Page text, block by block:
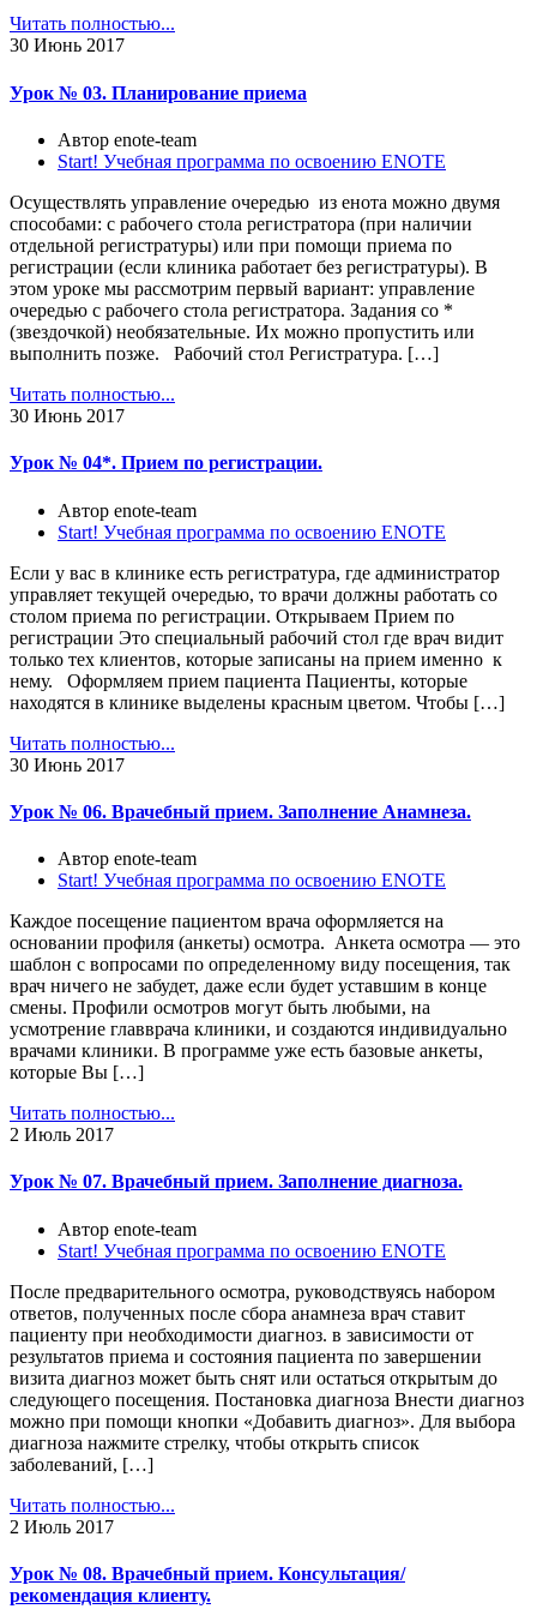
Читать полностью...
30 Июнь 2017
Урок № 03. Планирование приема
Автор enote-team
Start! Учебная программа по освоению ENOTE
Осуществлять управление очередью из енота можно двумя
способами: с рабочего стола регистратора (при наличии
отдельной регистратуры) или при помощи приема по
регистрации (если клиника работает без регистратуры). В
этом уроке мы рассмотрим первый вариант: управление
очередью с рабочего стола регистратора. Задания со *
(звездочкой) необязательные. Их можно пропустить или
выполнить позже. Рабочий стол Регистратура. […]
Читать полностью...
30 Июнь 2017
Урок № 04*. Прием по регистрации.
Автор enote-team
Start! Учебная программа по освоению ENOTE
Если у вас в клинике есть регистратура, где администратор
управляет текущей очередью, то врачи должны работать со
столом приема по регистрации. Открываем Прием по
регистрации Это специальный рабочий стол где врач видит
только тех клиентов, которые записаны на прием именно к
нему. Оформляем прием пациента Пациенты, которые
находятся в клинике выделены красным цветом. Чтобы […]
Читать полностью...
30 Июнь 2017
Урок № 06. Врачебный прием. Заполнение Анамнеза.
Автор enote-team
Start! Учебная программа по освоению ENOTE
Каждое посещение пациентом врача оформляется на
основании профиля (анкеты) осмотра. Анкета осмотра — это
шаблон с вопросами по определенному виду посещения, так
врач ничего не забудет, даже если будет уставшим в конце
смены. Профили осмотров могут быть любыми, на
усмотрение главврача клиники, и создаются индивидуально
врачами клиники. В программе уже есть базовые анкеты,
которые Вы […]
Читать полностью...
2 Июль 2017
Урок № 07. Врачебный прием. Заполнение диагноза.
Автор enote-team
Start! Учебная программа по освоению ENOTE
После предварительного осмотра, руководствуясь набором
ответов, полученных после сбора анамнеза врач ставит
пациенту при необходимости диагноз. в зависимости от
результатов приема и состояния пациента по завершении
визита диагноз может быть снят или остаться открытым до
следующего посещения. Постановка диагноза Внести диагноз
можно при помощи кнопки «Добавить диагноз». Для выбора
диагноза нажмите стрелку, чтобы открыть список
заболеваний, […]
Читать полностью...
2 Июль 2017
Урок № 08. Врачебный прием. Консультация/
рекомендация клиенту.